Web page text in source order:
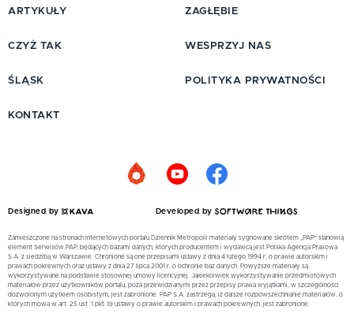
ARTYKUŁY
CZYŻ TAK
ŚLĄSK
ZAGŁĘBIE
WESPRZYJ NAS
POLITYKA PRYWATNOŚCI
KONTAKT
Designed by Developed by
Zamieszczone na stronach internetowych portalu Dziennik Metropolii materiały sygnowane skrótem „PAP” stanowią
element Serwisów PAP, będących bazami danych, których producentem i wydawcą jest Polska Agencja Prasowa
S.A. z siedzibą w Warszawie. Chronione są one przepisami ustawy z dnia 4 lutego 1994 r. o prawie autorskim i
prawach pokrewnych oraz ustawy z dnia 27 lipca 2001 r. o ochronie baz danych. Powyższe materiały są
wykorzystywane na podstawie stosownej umowy licencyjnej. Jakiekolwiek wykorzystywanie przedmiotowych
materiałów przez użytkowników portalu, poza przewidzianymi przez przepisy prawa wyjątkami, w szczególności
dozwolonym użytkiem osobistym, jest zabronione. PAP S.A. zastrzega, iż dalsze rozpowszechnianie materiałów, o
których mowa w art. 25 ust. 1 pkt. b) ustawy o prawie autorskim i prawach pokrewnych, jest zabronione.